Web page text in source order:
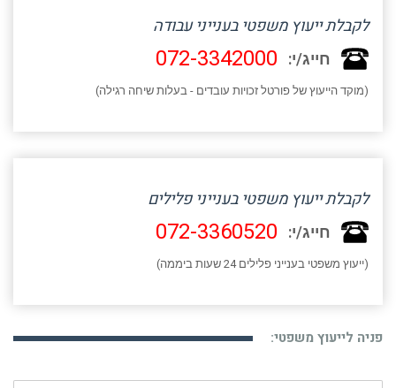
לקבלת ייעוץ משפטי בענייני עבודה
חייג/י: 072-3342000
(מוקד הייעוץ של פורטל זכויות עובדים - בעלות שיחה רגילה)
לקבלת ייעוץ משפטי בענייני פלילים
חייג/י: 072-3360520
(ייעוץ משפטי בענייני פלילים 24 שעות ביממה)
פניה לייעוץ משפטי: